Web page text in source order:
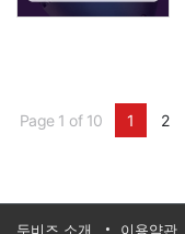
Page 1 of 10 1 2
두비즈 소개 이용약관